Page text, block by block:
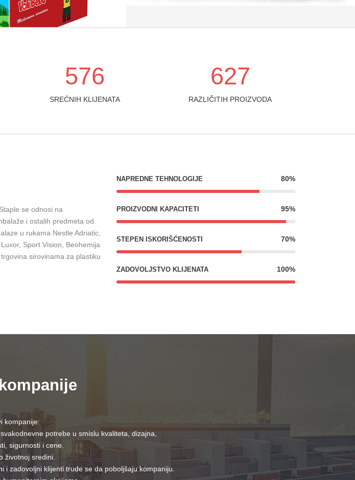
576
SREĆNIH KLIJENATA
627
RAZLIČITIH PROIZVODA
se odnosi na
i ostalih predmeta od
u rukama Nestle Adriatic,
Sport Vision, Beohemija
sirovinama za plastiku
NAPREDNE TEHNOLOGIJE 80%
PROIZVODNI KAPACITETI 95%
STEPEN ISKORIŠĆENOSTI 70%
ZADOVOLJSTVO KLIJENATA 100%
kompanije:
potrebe u smislu kvaliteta, dizajna,
sigurnosti i cene.
životnoj sredini.
i zadovoljni klijenti trude se da poboljšaju kompaniju.